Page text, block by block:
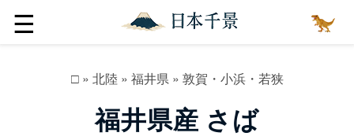
☰
□» 北陸 » 福井県» 敦賀・小浜・若狭
福井県産 さば